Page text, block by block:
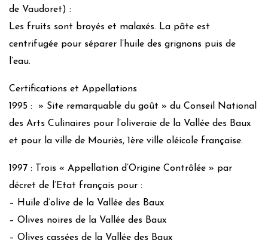
de Vaudoret) :
Les fruits sont broyés et malaxés. La pâte est
centrifugée pour séparer l’huile des grignons puis de
l’eau.
Certifications et Appellations
1995 : » Site remarquable du goût » du Conseil National
des Arts Culinaires pour l’oliveraie de la Vallée des Baux
et pour la ville de Mouriès, 1ère ville oléicole française.
1997 : Trois « Appellation d’Origine Contrôlée » par
décret de l’Etat français pour :
– Huile d’olive de la Vallée des Baux
– Olives noires de la Vallée des Baux
– Olives cassées de la Vallée des Baux